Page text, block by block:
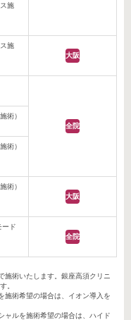
施
施
大阪
全院
術）
術）
術）
大阪
ード
全院
術いたします。銀座高須クリニ
。
施術希望の場合は、イオン導入を
ャルを施術希望の場合は、ハイド